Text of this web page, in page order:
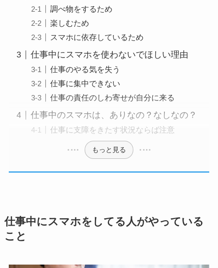
調べ物をするため
楽しむため
スマホに依存しているため
仕事中にスマホを使わないでほしい理由
仕事のやる気を失う
仕事に集中できない
仕事の責任のしわ寄せが自分に来る
仕事中のスマホは、ありなの？なしなの？
仕事に支障をきたす状況ならば注意
もっと見る
仕事中にスマホをしてる人がやっている
こと